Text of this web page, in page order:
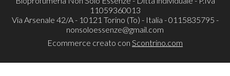
11059360013
Via Arsenale 42/A - 10121 Torino (To) - Italia - 0115835795 -
nonsoloessenze@gmail.com
Ecommerce creato con Scontrino.com